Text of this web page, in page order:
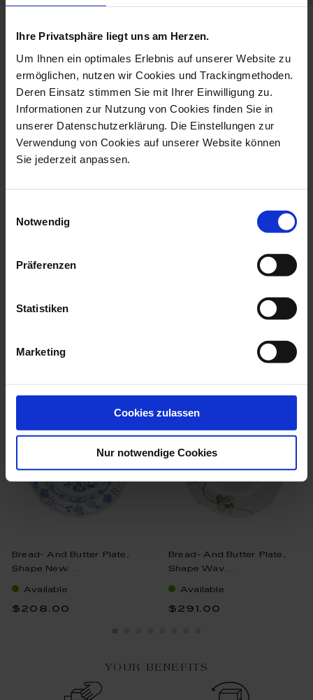
Ihre Privatsphäre liegt uns am Herzen.
Um Ihnen ein optimales Erlebnis auf unserer Website zu
ermöglichen, nutzen wir Cookies und Trackingmethoden.
Deren Einsatz stimmen Sie mit Ihrer Einwilligung zu.
Informationen zur Nutzung von Cookies finden Sie in
unserer Datenschutzerklärung. Die Einstellungen zur
Verwendung von Cookies auf unserer Website können
Sie jederzeit anpassen.
Notwendig
Präferenzen
Statistiken
Marketing
Cookies zulassen
Nur notwendige Cookies
more products from the no 41
Bread- And Butter Plate,
Shape New...
Available
$208.00
Bread- And Butter Plate,
Shape Wav...
Available
$291.00
YOUR BENEFITS